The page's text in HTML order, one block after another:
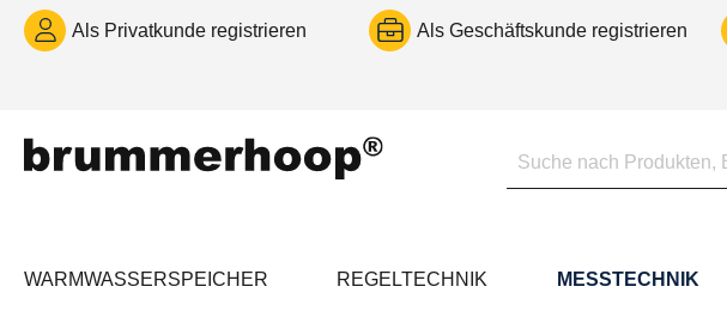
Hauptinhalt springen
Zur Suche springen
Zur Hauptnavigation springen
Als Privatkunde registrieren Als Geschäftskunde registrieren
WARMWASSERSPEICHER REGELTECHNIK MESSTECHNIK